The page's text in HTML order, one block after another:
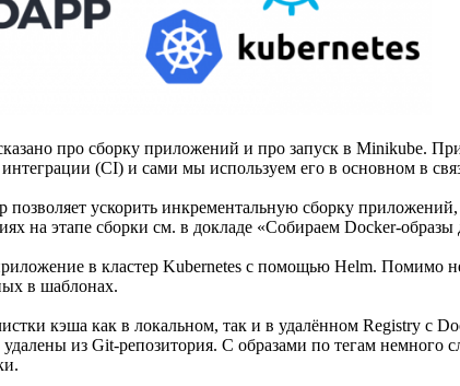
про сборку приложений и про запуск в Minikube.
(CI) и сами мы используем его в основном в
позволяет ускорить инкрементальную сборку
на этапе сборки см. в докладе «Собираем Docker-
в кластер Kubernetes с помощью Helm. Помимо
в шаблонах.
кэша как в локальном, так и в удалённом Registry с
из Git-репозитория. С образами по тегам